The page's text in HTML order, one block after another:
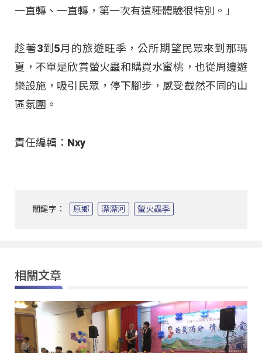
一直轉、一直轉，第一次有這種體驗很特別。」
趁著3到5月的旅遊旺季，公所期望民眾來到那瑪
夏，不單是欣賞螢火蟲和購買水蜜桃，也從周邊遊
樂設施，吸引民眾，停下腳步，感受截然不同的山
區氛圍。
責任編輯：Nxy
關鍵字： 原鄉 漂漂河 螢火蟲季
相關文章